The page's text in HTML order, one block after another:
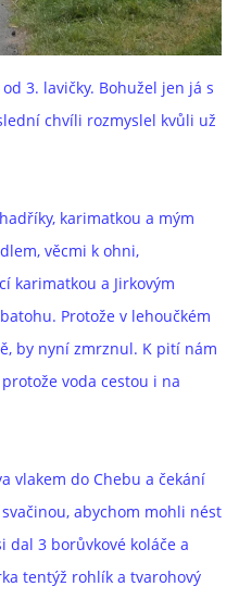
3. lavičky. Bohužel jen já s
chvíli rozmyslel kvůli už
karimatkou a mým
věcmi k ohni,
karimatkou a Jirkovým
Protože v lehoučkém
by nyní zmrznul. K pití nám
voda cestou i na
vlakem do Chebu a čekání
abychom mohli nést
dal 3 borůvkové koláče a
tentýž rohlík a tvarohový